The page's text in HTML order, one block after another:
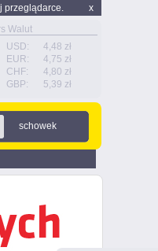
x
przeglądarce.
Walut
USD:
4,48 zł
EUR:
4,75 zł
CHF:
4,80 zł
GBP:
5,39 zł
schowek